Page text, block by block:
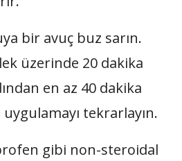
bir avuç buz sarın.
üzerinde 20 dakika
en az 40 dakika
tekrarlayın.
gibi non-steroidal